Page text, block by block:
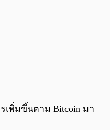
เพิ่มขึ้นตาม Bitcoin มา